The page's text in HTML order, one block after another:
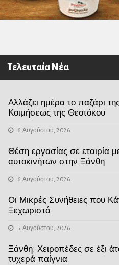
Τελευταία Νέα
Αλλάζει ημέρα το παζάρι
Κοιμήσεως της Θεοτόκου
6 Αυγούστου, 2026
Θέση εργασίας σε εταιρία
αυτοκινήτων στην Ξάνθη
6 Αυγούστου, 2026
Οι Μικρές Συνήθειες που
Ξεχωριστά
5 Αυγούστου, 2026
Ξάνθη: Χειροπέδες σε έξι
τυχερά παίγνια